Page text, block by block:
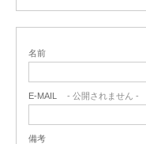
名前
E-MAIL - 公開されません -
備考